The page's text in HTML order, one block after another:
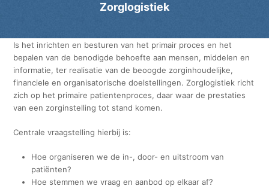
Zorglogistiek
Is het inrichten en besturen van het primair proces en het
bepalen van de benodigde behoefte aan mensen, middelen en
informatie, ter realisatie van de beoogde zorginhoudelijke,
financiele en organisatorische doelstellingen. Zorglogistiek richt
zich op het primaire patientenproces, daar waar de prestaties
van een zorginstelling tot stand komen.
Centrale vraagstelling hierbij is:
Hoe organiseren we de in-, door- en uitstroom van
patiënten?
Hoe stemmen we vraag en aanbod op elkaar af?